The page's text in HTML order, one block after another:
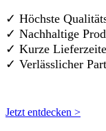
✓ Höchste
✓ Nachhaltige
✓ Kurze
✓ Verlässlicher
Jetzt entdecken >